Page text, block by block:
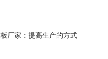
厂家：提高生产的方式